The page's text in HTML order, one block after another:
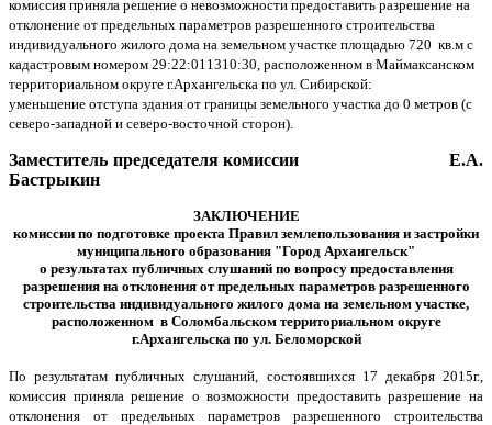
комиссия приняла решение о невозможности предоставить разрешение на
отклонение от предельных параметров разрешенного строительства
индивидуального жилого дома на земельном участке площадью 720 кв.м с
кадастровым номером 29:22:011310:30, расположенном в Маймаксанском
территориальном округе г.Архангельска по ул. Сибирской:
уменьшение отступа здания от границы земельного участка до 0 метров (с
северо-западной и северо-восточной сторон).
Заместитель председателя комиссии Е.А.
Бастрыкин
ЗАКЛЮЧЕНИЕ
комиссии по подготовке проекта Правил землепользования и застройки
муниципального образования "Город Архангельск"
о результатах публичных слушаний по вопросу предоставления
разрешения на отклонения от предельных параметров разрешенного
строительства индивидуального жилого дома на земельном участке,
расположенном в Соломбальском территориальном округе
г.Архангельска по ул. Беломорской
По результатам публичных слушаний, состоявшихся 17 декабря 2015г.,
комиссия приняла решение о возможности предоставить разрешение на
отклонения от предельных параметров разрешенного строительства